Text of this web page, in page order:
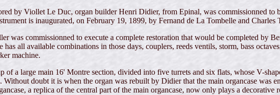
by Viollet Le Duc, organ builder Henri Didier, from Epinal, was commissionned to
is inaugurated, on February 19, 1899, by Fernand de La Tombelle and Charles
was commissionned to execute a complete restoration that would be completed by
all available combinations in those days, couplers, reeds ventils, storm, bass
machine.
of a large main 16' Montre section, divided into five turrets and six flats, whose V-
doubt it is when the organ was rebuilt by Didier that the main organcase was
a replica of the central part of the main organcase, now only plays a